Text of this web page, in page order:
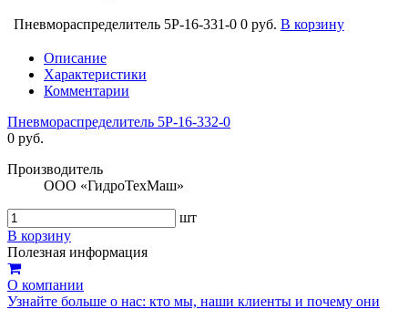
Пневмораспределитель 5Р-16-331-0 0 руб. В корзину
Описание
Характеристики
Комментарии
Пневмораспределитель 5Р-16-332-0
0 руб.
Производитель
ООО «ГидроТехМаш»
шт
В корзину
Полезная информация
О компании
Узнайте больше о нас: кто мы, наши клиенты и почему они